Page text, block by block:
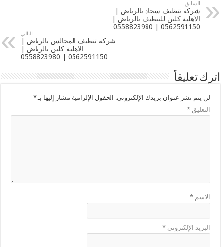
السابق
شركة تنظيف سجاد بالرياض |
الاهلية كلين للتنظيف بالرياض |
0562591150 | 0558823980
التالي
شركه تنظيف المجالس بالرياض |
الاهلية كلين بالرياض |
0562591150 | 0558823980
اترك تعليقاً
لن يتم نشر عنوان بريدك الإلكتروني. الحقول الإلزامية مشار إليها بـ*
التعليق*
الاسم*
البريد الإلكتروني*